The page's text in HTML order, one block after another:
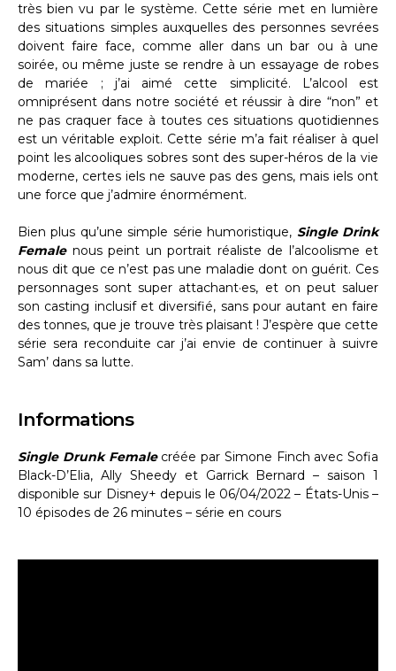
très bien vu par le système. Cette série met en lumière
des situations simples auxquelles des personnes sevrées
doivent faire face, comme aller dans un bar ou à une
soirée, ou même juste se rendre à un essayage de robes
de mariée ; j’ai aimé cette simplicité. L’alcool est
omniprésent dans notre société et réussir à dire “non” et
ne pas craquer face à toutes ces situations quotidiennes
est un véritable exploit. Cette série m’a fait réaliser à quel
point les alcooliques sobres sont des super-héros de la vie
moderne, certes iels ne sauve pas des gens, mais iels ont
une force que j’admire énormément.
Bien plus qu’une simple série humoristique, Single Drink
Femalenous peint un portrait réaliste de l’alcoolisme et
nous dit que ce n’est pas une maladie dont on guérit. Ces
personnages sont super attachant·es, et on peut saluer
son casting inclusif et diversifié, sans pour autant en faire
des tonnes, que je trouve très plaisant ! J’espère que cette
série sera reconduite car j’ai envie de continuer à suivre
Sam’ dans sa lutte.
Informations
Single Drunk Femalecréée par Simone Finch avec Sofia
Black-D’Elia, Ally Sheedy et Garrick Bernard – saison 1
disponible sur Disney+ depuis le 06/04/2022 – États-Unis –
10 épisodes de 26 minutes – série en cours